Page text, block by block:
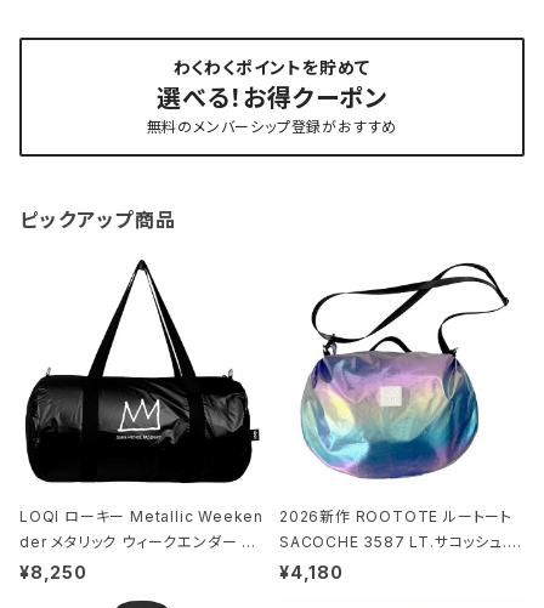
わくわくポイントを貯めて
選べる！お得クーポン
無料のメンバーシップ登録がおすすめ
ピックアップ商品
LOQI ローキー Metallic Weeken
der メタリック ウィークエンダー ボ
ストンバッグ ショルダーバッグ JEAN
¥8,250
2026新作 ROOTOTE ルートート
SACOCHE 3587 LT.サコッシュ.ル
ミエ-B ショルダーバッグ グロスネイ
¥4,180